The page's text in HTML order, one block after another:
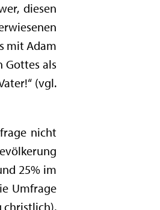
diesen
mit Adam
Gottes als
(vgl.
nicht
25% im
Umfrage
christlich),